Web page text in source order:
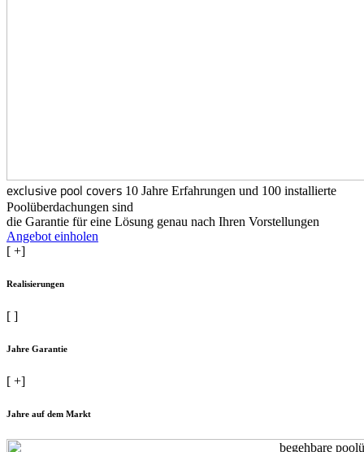
exclusive pool covers 10 Jahre Erfahrungen und 100 installierte
Poolüberdachungen sind
die Garantie für eine Lösung genau nach Ihren Vorstellungen
Angebot einholen
[ +]
Realisierungen
[ ]
Jahre Garantie
[ +]
Jahre auf dem Markt